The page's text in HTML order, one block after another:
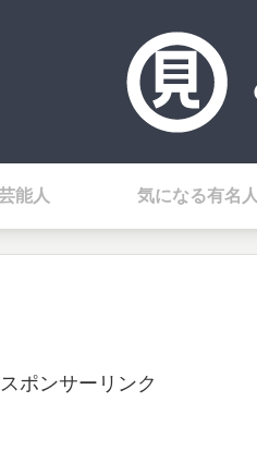
能人 気になる有名人
スポンサーリンク